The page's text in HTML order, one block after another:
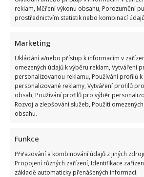
reklam, Měření výkonu obsahu, Porozumění
prostřednictvím statistik nebo kombinací
Marketing
Ukládání a/nebo přístup k informacím v
omezených údajů k výběru reklam, Vytváření
personalizovanou reklamu, Používání profilů k
personalizované reklamy, Vytváření profilů
obsah, Používání profilů pro výběr
Rozvoj a zlepšování služeb, Použití
obsahu.
Funkce
Přiřazování a kombinování údajů z jiných
Propojení různých zařízení, Identifikace
základě automaticky přenášených informací.